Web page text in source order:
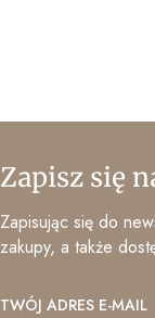
Zapisz się
Zapisując się do
zakupy, a także
TWÓJ ADRES E-MAIL